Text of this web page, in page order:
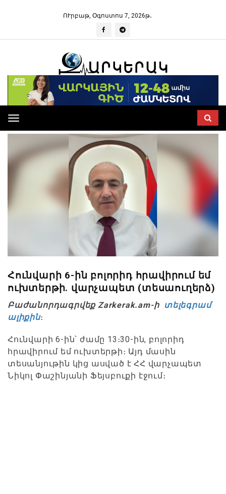
ՈՒրբաթ, Օգոստոս 7, 2026թ․
Toggle
navigation
Հունվարի 6-ին բոլորիդ հրավիրում եմ
ուխտերթի. վարչապետ (տեսաուղերձ)
Բաժանորդագրվեք Zarkerak.am-ի տելեգրամ
ալիքին։
Հունվարի 6-ին՝ ժամը 13։30-ին, բոլորիդ
հրավիրում եմ ուխտերթի։ Այդ մասին
տեսանյութին կից ասված է ՀՀ վարչապետ
Նիկոլ Փաշինյանի Ֆեյսբուքի էջում։